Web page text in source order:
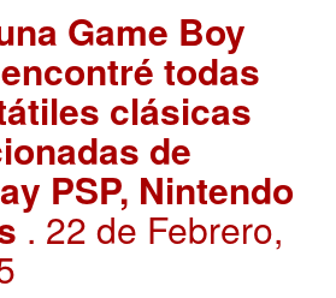
Game Boy
todas
clásicas
de
PSP, Nintendo
. 22 de Febrero,